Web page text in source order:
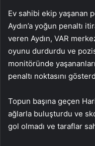
Ev sahibi ekip yaşanan
Aydın’a yoğun penaltı
veren Aydın, VAR
oyunu durdurdu ve
monitöründe
penaltı noktasını
Topun başına geçen
ağlarla buluşturdu ve
gol olmadı ve taraflar